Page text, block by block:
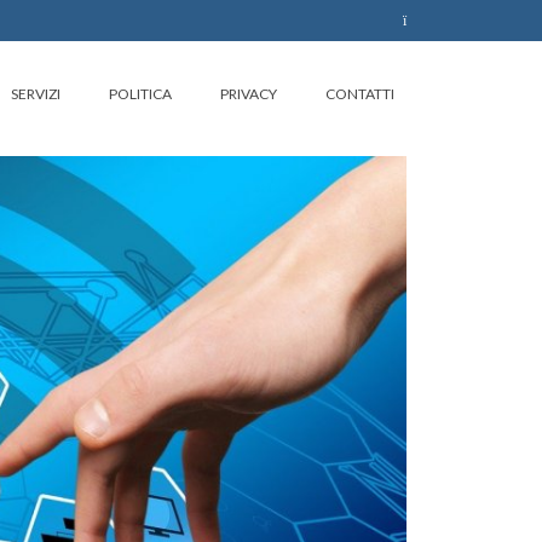
SERVIZI POLITICA PRIVACY CONTATTI